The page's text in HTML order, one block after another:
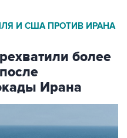
И США ПРОТИВ ИРАНА
более
Ирана